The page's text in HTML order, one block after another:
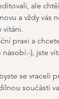
ale
a vždy
vítáni.
praxi a
násobí:-), jste
se vraceli
součástí